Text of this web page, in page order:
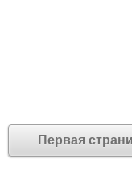
Первая